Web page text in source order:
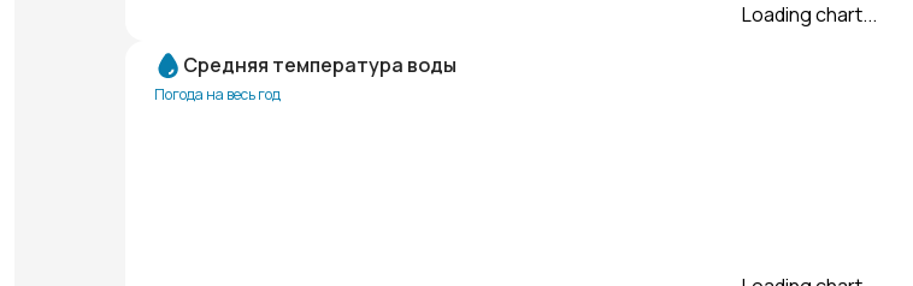
Loading chart...
Средняя температура воды
Погода на весь год